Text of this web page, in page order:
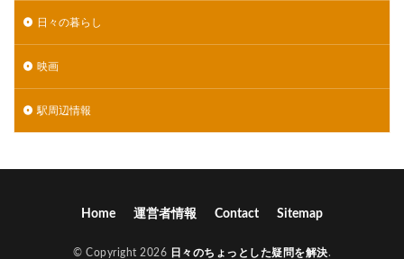
日々の暮らし
映画
駅周辺情報
Home 運営者情報 Contact Sitemap
© Copyright 2026 日々のちょっとした疑問を解決.